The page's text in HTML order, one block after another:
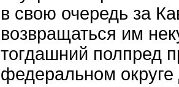
в свою очередь за
возвращаться им
тогдашний полпред
федеральном